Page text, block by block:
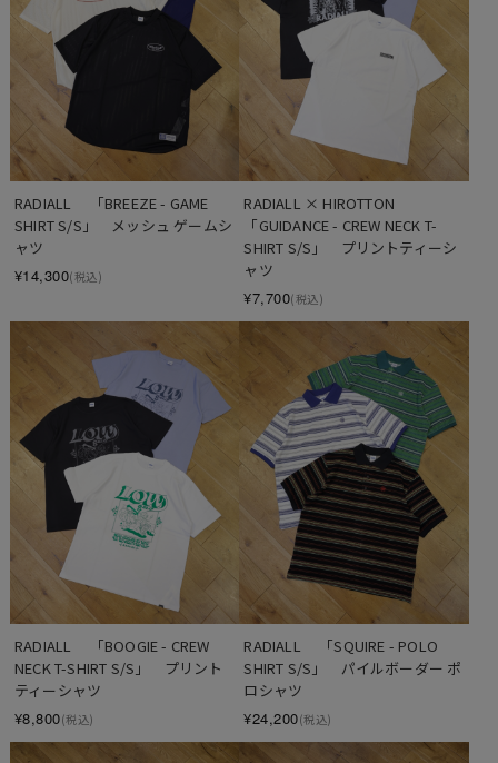
RADIALL 　「BREEZE - GAME
SHIRT S/S」　メッシュ ゲームシ
ャツ
¥14,300(税込)
RADIALL × HIROTTON
「GUIDANCE - CREW NECK T-
SHIRT S/S」　プリントティーシ
ャツ
¥7,700(税込)
RADIALL 　「BOOGIE - CREW
NECK T-SHIRT S/S」　プリント
ティーシャツ
¥8,800(税込)
RADIALL 　「SQUIRE - POLO
SHIRT S/S」　パイルボーダー ポ
ロシャツ
¥24,200(税込)